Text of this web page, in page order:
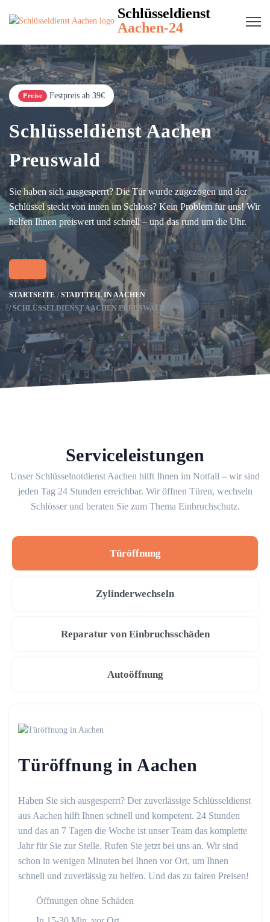
Schlüsseldienst
Aachen-24
Preise Festpreis ab 39€
Schlüsseldienst Aachen
Preuswald
Sie haben sich ausgesperrt? Die Tür wurde zugezogen und der
Schlüssel steckt von innen im Schloss? Kein Problem für uns! Wir
helfen Ihnen preiswert und schnell – und das rund um die Uhr.
STARTSEITE
STADTTEIL IN AACHEN
SCHLÜSSELDIENST AACHEN PREUSWALD
Serviceleistungen
Unser Schlüsselnotdienst Aachen hilft Ihnen im Notfall – wir sind
jeden Tag 24 Stunden erreichbar. Wir öffnen Türen, wechseln
Schlösser und beraten Sie zum Thema Einbruchschutz.
Türöffnung
Zylinderwechseln
Reparatur von Einbruchsschäden
Autoöffnung
Türöffnung in Aachen
Haben Sie sich ausgesperrt? Der zuverlässige Schlüsseldienst
aus Aachen hilft Ihnen schnell und kompetent. 24 Stunden
und das an 7 Tagen die Woche ist unser Team das komplette
Jahr für Sie zur Stelle. Rufen Sie jetzt bei uns an. Wir sind
schon in wenigen Minuten bei Ihnen vor Ort, um Ihnen
schnell und zuverlässig zu helfen. Und das zu fairen Preisen!
Öffnungen ohne Schäden